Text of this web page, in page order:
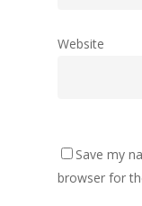
Website
Save my
browser for